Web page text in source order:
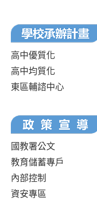
高中優質化
高中均質化
東區輔諮中心
國教署公文
教育儲蓄專戶
內部控制
資安專區